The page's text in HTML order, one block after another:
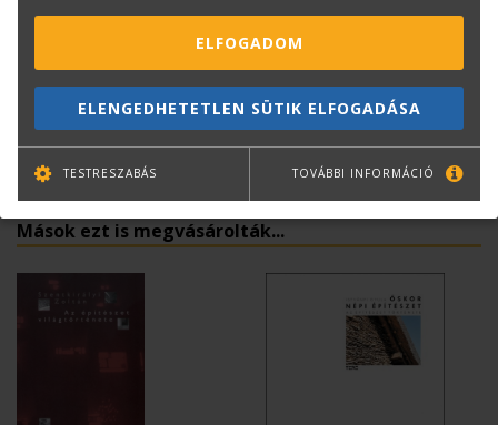
Bernáth Klára
Könyvesboltvezető
konyvrendeles@terc.hu
+36 70 670 5194
Mások ezt is megvásárolták...
ELFOGADOM
ELENGEDHETETLEN SÜTIK ELFOGADÁSA
TESTRESZABÁS TOVÁBBI INFORMÁCIÓ